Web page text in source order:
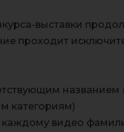
выставки
проходит
названием
категориям)
видео